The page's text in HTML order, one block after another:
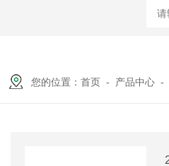
您的位置： 首页 - 产品中心 -